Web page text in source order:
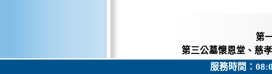
第
第三公墓懷恩堂、慈
服務時間：